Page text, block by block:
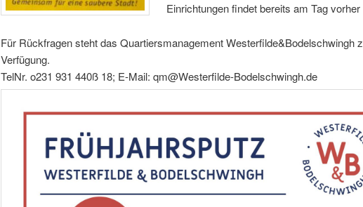
Einrichtungen findet bereits am Tag
Für Rückfragen steht das Quartiersmanagement Westerfilde&Bodelschwingh
Verfügung.
TelNr. o231 931 440ß 18; E-Mail: qm@Westerfilde-Bodelschwingh.de